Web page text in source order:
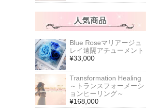
人気商品
Blue Roseマリアージュ
レイ遠隔アチューメント
¥33,000
Transformation Healing
～トランスフォーメーシ
ョンヒーリング～
¥168,000